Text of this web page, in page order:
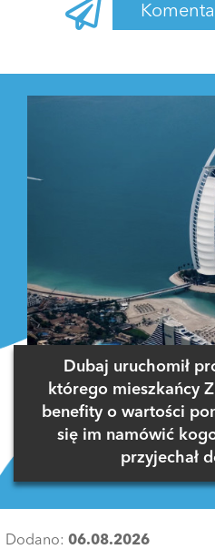
Dubaj uruchomił
którego mieszkańcy
benefity o wartości
się im namówić
przyjechał
Dodano: 06.08.2026